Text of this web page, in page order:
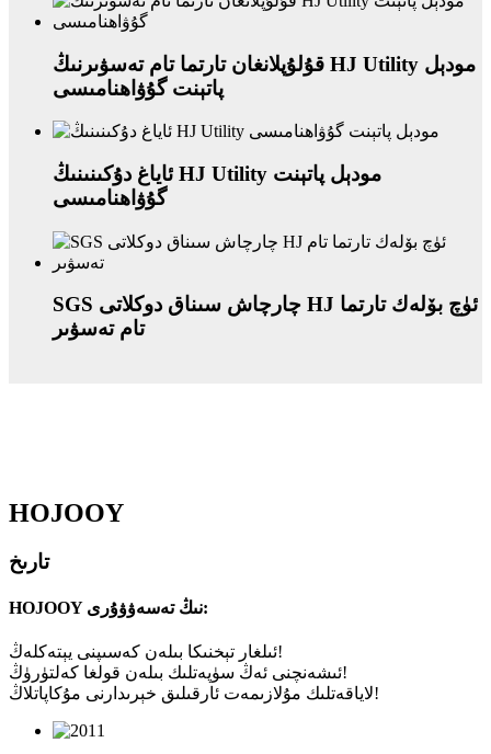
قۇلۇپلانغان تارتما تام تەسۋىرنىڭ HJ Utility مودېل
پاتېنت گۇۋاھنامىسى
ئاياغ دۇكىنىنىڭ HJ Utility مودېل پاتېنت
گۇۋاھنامىسى
SGS چارچاش سىناق دوكلاتى HJ ئۈچ بۆلەك تارتما
تام تەسۋىر
HOJOOY
تارىخ
HOJOOY نىڭ تەسەۋۋۇرى:
ئىلغار تېخنىكا بىلەن كەسىپنى يېتەكلەڭ!
ئىشەنچنى ئەڭ سۈپەتلىك بىلەن قولغا كەلتۈرۈڭ!
لاياقەتلىك مۇلازىمەت ئارقىلىق خېرىدارنى مۇكاپاتلاڭ!